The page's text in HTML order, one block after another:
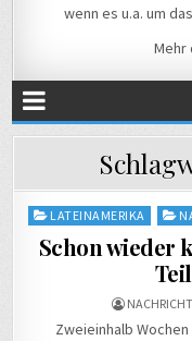
wenn es u.a. um
Mehr
Posted
LATEINAMERIKA
Schon wieder
Zweieinhalb